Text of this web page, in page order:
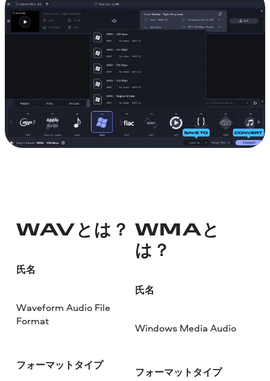
WAVとは？
氏名
Waveform Audio File
Format
フォーマットタイプ
WMAと
は？
氏名
Windows Media Audio
フォーマットタイプ